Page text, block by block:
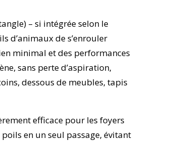
– si intégrée selon le
d’animaux de s’enrouler
minimal et des performances
sans perte d’aspiration,
dessous de meubles, tapis
efficace pour les foyers
en un seul passage, évitant